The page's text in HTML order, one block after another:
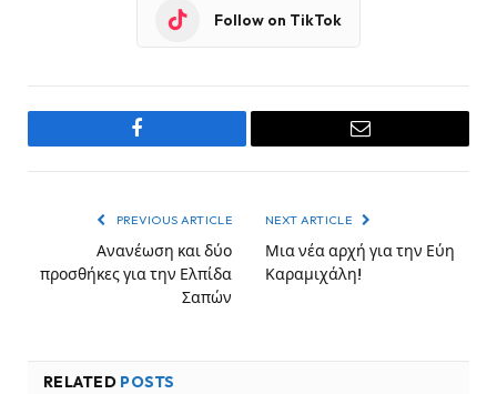
Follow on TikTok
Facebook Email
PREVIOUS ARTICLE
Ανανέωση και δύο
προσθήκες για την Ελπίδα
Σαπών
NEXT ARTICLE
Μια νέα αρχή για την Εύη
Καραμιχάλη!
RELATED POSTS